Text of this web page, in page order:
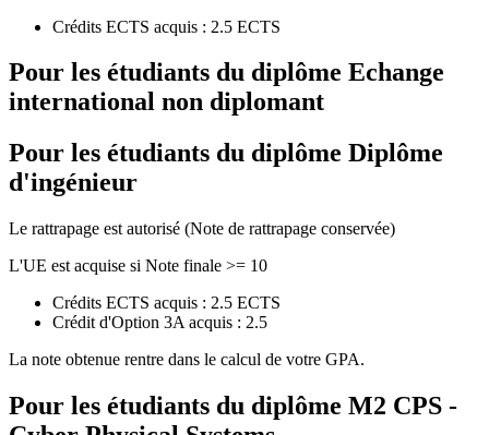
Crédits ECTS acquis : 2.5 ECTS
Pour les étudiants du diplôme Echange
international non diplomant
Pour les étudiants du diplôme Diplôme
d'ingénieur
Le rattrapage est autorisé (Note de rattrapage conservée)
L'UE est acquise si Note finale >= 10
Crédits ECTS acquis : 2.5 ECTS
Crédit d'Option 3A acquis : 2.5
La note obtenue rentre dans le calcul de votre GPA.
Pour les étudiants du diplôme M2 CPS -